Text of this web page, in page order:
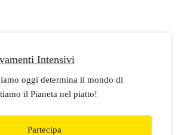
Intensivi
oggi determina il mondo di
il Pianeta nel piatto!
Partecipa